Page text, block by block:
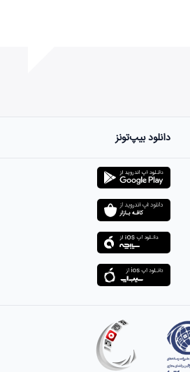
دانلود بیپ‌تونز